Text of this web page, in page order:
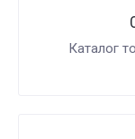
Каталог